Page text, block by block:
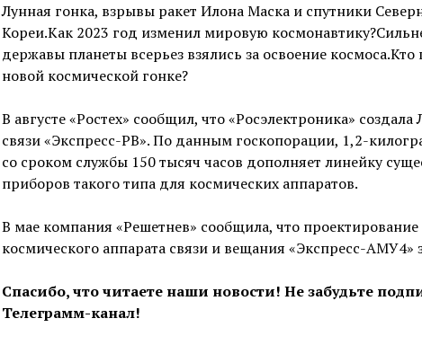
Лунная гонка, взрывы ракет Илона Маска и спутники
Кореи.Как 2023 год изменил мировую
державы планеты всерьез взялись за освоение космоса.Кто
новой космической гонке?
В августе «Ростех» сообщил, что «Росэлектроника» создала
связи «Экспресс-РВ». По данным госкопорации, 1,2-
со сроком службы 150 тысяч часов дополняет линейку
приборов такого типа для космических аппаратов.
В мае компания «Решетнев» сообщила, что проектирование
космического аппарата связи и вещания «Экспресс-АМУ4»
Спасибо, что читаете наши новости! Не забудьте
Телеграмм-канал!